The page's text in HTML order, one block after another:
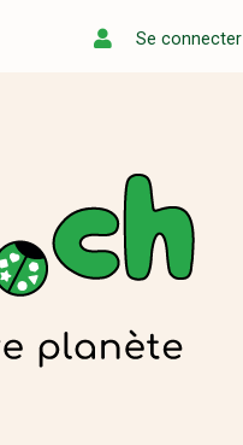
Se connecter